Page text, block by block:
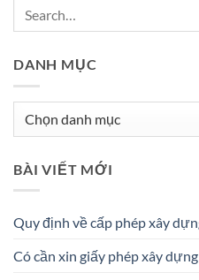
DANH MỤC
BÀI VIẾT MỚI
Quy định về cấp phép xây
Có cần xin giấy phép xây